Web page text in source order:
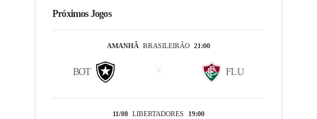
Próximos Jogos
AMANHÃBRASILEIRÃO 21:00
BOT FLU
11/08LIBERTADORES 19:00